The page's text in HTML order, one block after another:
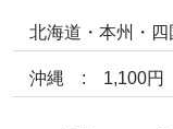
北海道・本州・
沖縄 : 1,100円（